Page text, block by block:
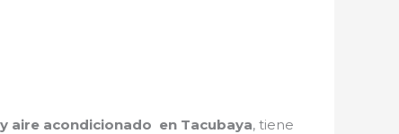
aire acondicionado en Tacubaya, tiene